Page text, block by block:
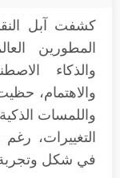
والذكاء
والاهتمام،
واللمسات
التغييرات،
في شكل